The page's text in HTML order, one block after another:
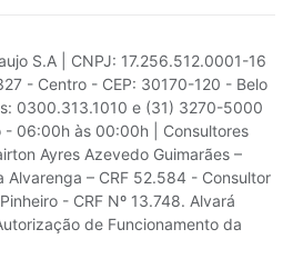
S.A | CNPJ: 17.256.512.0001-16
- Centro - CEP: 30170-120 - Belo
0300.313.1010 e (31) 3270-5000
- 06:00h às 00:00h | Consultores
Ayres Azevedo Guimarães –
Alvarenga – CRF 52.584 - Consultor
- CRF Nº 13.748. Alvará
de Funcionamento da